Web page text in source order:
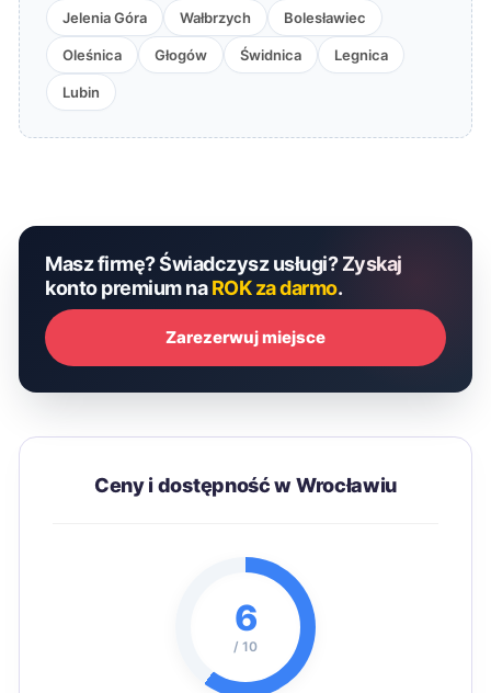
Jelenia Góra Wałbrzych Bolesławiec
Oleśnica Głogów Świdnica Legnica
Lubin
Masz firmę? Świadczysz usługi? Zyskaj
konto premium naROK za darmo.
Zarezerwuj miejsce
Ceny i dostępność w Wrocławiu
6
/ 10